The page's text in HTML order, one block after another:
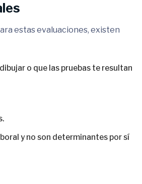
estas evaluaciones, existen
o que las pruebas te resultan
y no son determinantes por sí